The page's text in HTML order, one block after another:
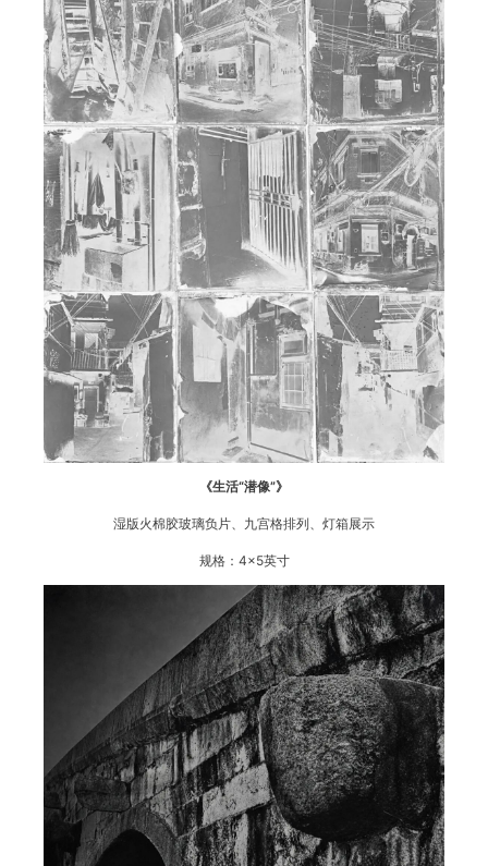
《生活“潜像”》
湿版火棉胶玻璃负片、九宫格排列、灯箱展示
规格：4×5英寸